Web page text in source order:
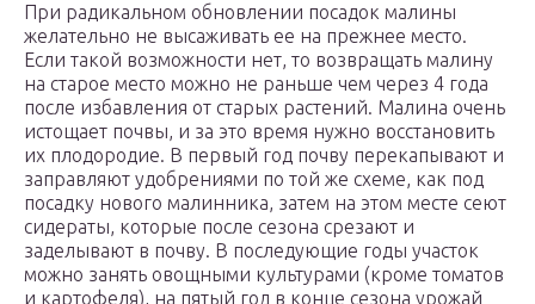
При радикальном обновлении посадок малины
желательно не высаживать ее на прежнее место.
Если такой возможности нет, то возвращать малину
на старое место можно не раньше чем через 4 года
после избавления от старых растений. Малина очень
истощает почвы, и за это время нужно восстановить
их плодородие. В первый год почву перекапывают и
заправляют удобрениями по той же схеме, как под
посадку нового малинника, затем на этом месте сеют
сидераты, которые после сезона срезают и
заделывают в почву. В последующие годы участок
можно занять овощными культурами (кроме томатов
и картофеля), на пятый год в конце сезона урожай